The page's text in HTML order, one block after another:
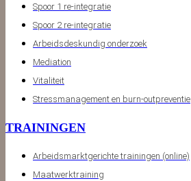
Spoor 1 re-integratie
Spoor 2 re-integratie
Arbeidsdeskundig onderzoek
Mediation
Vitaliteit
Stressmanagement en burn-outpreventie
TRAININGEN
Arbeidsmarktgerichte trainingen (online)
Maatwerktraining